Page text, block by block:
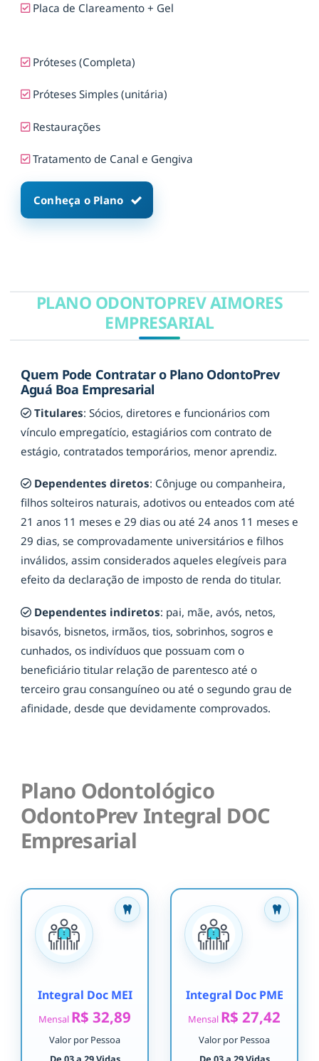
Placa de Clareamento + Gel
Próteses (Completa)
Próteses Simples (unitária)
Restaurações
Tratamento de Canal e Gengiva
Conheça o Plano
PLANO ODONTOPREV AIMORES
EMPRESARIAL
Quem Pode Contratar o Plano OdontoPrev
Aguá Boa Empresarial
Titulares: Sócios, diretores e funcionários com
vínculo empregatício, estagiários com contrato de
estágio, contratados temporários, menor aprendiz.
Dependentes diretos: Cônjuge ou companheira,
filhos solteiros naturais, adotivos ou enteados com até
21 anos 11 meses e 29 dias ou até 24 anos 11 meses e
29 dias, se comprovadamente universitários e filhos
inválidos, assim considerados aqueles elegíveis para
efeito da declaração de imposto de renda do titular.
Dependentes indiretos: pai, mãe, avós, netos,
bisavós, bisnetos, irmãos, tios, sobrinhos, sogros e
cunhados, os indivíduos que possuam com o
beneficiário titular relação de parentesco até o
terceiro grau consanguíneo ou até o segundo grau de
afinidade, desde que devidamente comprovados.
Plano Odontológico
OdontoPrev Integral DOC
Empresarial
Integral Doc MEI
Mensal R$ 32,89
Valor por Pessoa
Integral Doc PME
Mensal R$ 27,42
Valor por Pessoa